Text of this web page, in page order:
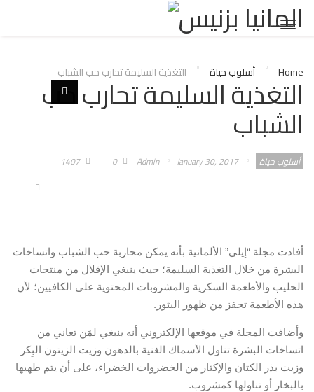
Toggle
Home
أسلوب حياة التغذية السليمة تحارب حب الشباب
التغذية السليمة تحارب حب
الشباب
أسلوب حياة January 30, 2017
Admin
0
1407
أفادت مجلة “إيلي” الألمانية بأنه يمكن محاربة حب الشباب واتساخات
البشرة من خلال التغذية السليمة؛ حيث ينبغي الإقلال من منتجات
الحليب والأطعمة السكرية والمشروبات المحتوية على الكافيين؛ لأن
هذه الأطعمة تحفز من ظهور البثور.
وأضافت المجلة في موقعها الإلكتروني أنه ينبغي لمَن تعاني من
اتساخات البشرة تناول الأسماك الغنية بالدهون وزيت الزيتون البِكر
وزيت بذر الكتان والإكثار من الخضروات الخضراء، على أن يتم طهيها
بالبخار أو تناولها كمشروب.